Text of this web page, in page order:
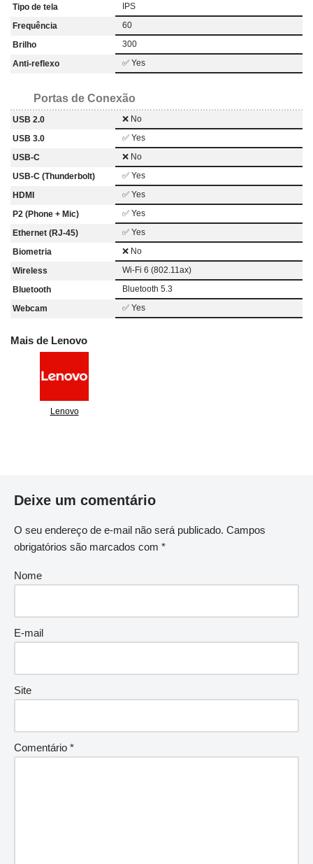
Tipo de tela
IPS
Frequência
60
Brilho
300
Anti-reflexo
✅ Yes
Portas de Conexão
USB 2.0
❌ No
USB 3.0
✅ Yes
USB-C
❌ No
USB-C (Thunderbolt)
✅ Yes
HDMI
✅ Yes
P2 (Phone + Mic)
✅ Yes
Ethernet (RJ-45)
✅ Yes
Biometria
❌ No
Wireless
Wi-Fi 6 (802.11ax)
Bluetooth
Bluetooth 5.3
Webcam
✅ Yes
Mais de Lenovo
Lenovo
Deixe um comentário
O seu endereço de e-mail não será publicado. Campos
obrigatórios são marcados com *
Nome
E-mail
Site
Comentário *